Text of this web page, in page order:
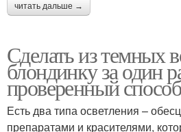
читать дальше →
Сделать из темных
блондинку за один
проверенный способ
Есть два типа осветления –
препаратами и красителями,